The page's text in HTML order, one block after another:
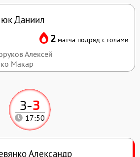
3-3
17:50
Александр
Даниил
2 матча подряд с голами
Алексей
Макар